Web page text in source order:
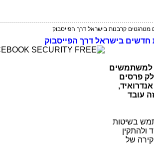
קרבנות בישראל דרך הפייסבוק
בישראל דרך הפייסבוק
למשתמשים
פרסים
עובד
בשיטות
ולהתקין
של